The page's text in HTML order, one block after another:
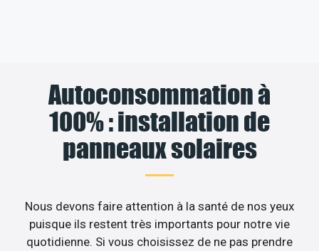
Autoconsommation à
100% : installation de
panneaux solaires
Nous devons faire attention à la santé de nos yeux
puisque ils restent très importants pour notre vie
quotidienne. Si vous choisissez de ne pas prendre